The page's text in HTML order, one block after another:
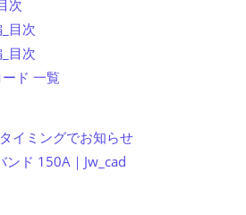
次
目次
目次
ド 一覧
イミングでお知らせ
ンド 150A｜Jw_cad